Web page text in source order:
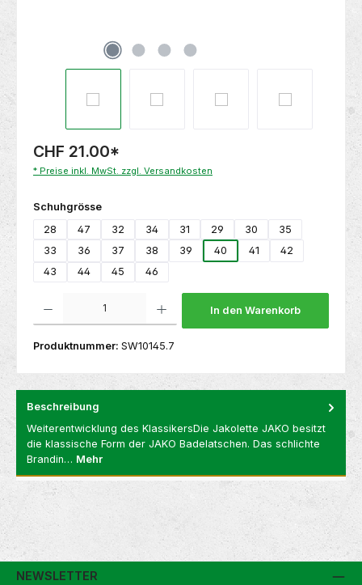
CHF 21.00*
* Preise inkl. MwSt. zzgl. Versandkosten
Schuhgrösseauswählen
28
47 32 34 31 29 30
35
33
36 37 38 39 40 41
42
43
44 45 46
Produkt Anzahl: Gib den gewünschten Wert ein oder benutze die Schaltflächen um
In den Warenkorb
Produktnummer: SW10145.7
Beschreibung
Weiterentwicklung des KlassikersDie Jakolette JAKO besitzt
die klassische Form der JAKO Badelatschen. Das schlichte
Brandin… Mehr
NEWSLETTER